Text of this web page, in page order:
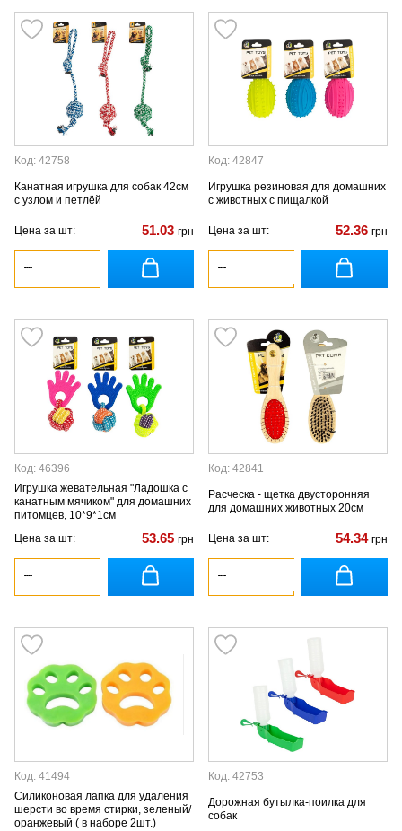
Код: 42758
Канатная игрушка для собак 42см
с узлом и петлёй
Цена за шт: 51.03 грн
Код: 42847
Игрушка резиновая для домашних
с животных с пищалкой
Цена за шт: 52.36 грн
Код: 46396
Игрушка жевательная "Ладошка с
канатным мячиком" для домашних
питомцев, 10*9*1см
Цена за шт:
53.65 грн
Код: 42841
Расческа - щетка двусторонняя
для домашних животных 20см
Цена за шт: 54.34 грн
Код: 41494
Силиконовая лапка для удаления
шерсти во время стирки, зеленый/
оранжевый ( в наборе 2шт.)
Код: 42753
Дорожная бутылка-поилка для
собак